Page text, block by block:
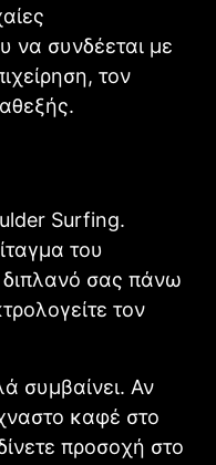
να συνδέεται με
τον
Surfing.
του
σας πάνω
τον
συμβαίνει. Αν
καφέ στο
προσοχή στο